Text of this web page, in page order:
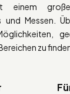
einem
und Messen.
zu